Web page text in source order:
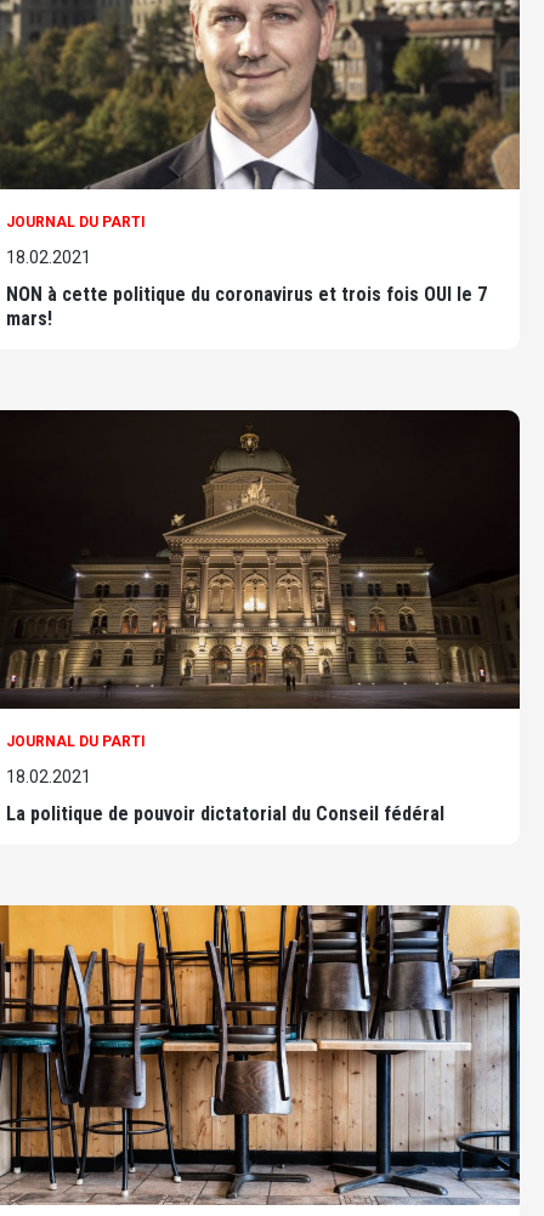
JOURNAL DU PARTI
18.02.2021
NON à cette politique du coronavirus et trois fois OUI le 7
mars!
JOURNAL DU PARTI
18.02.2021
La politique de pouvoir dictatorial du Conseil fédéral